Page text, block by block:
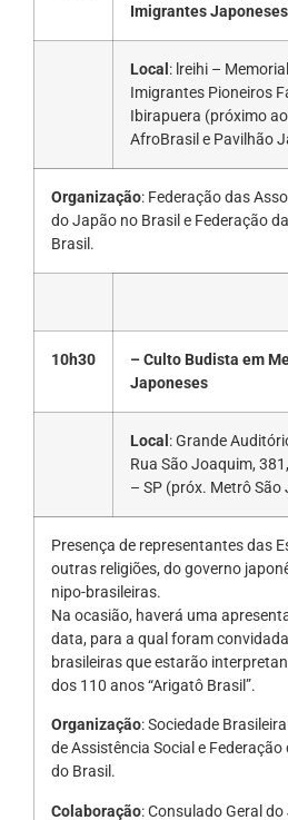
Imigrantes
Local : lreihi –
Imigrantes Pioneiros
Ibirapuera (próximo
AfroBrasil e Pavilhão
Organização: Federação das
do Japão no Brasil e Federação
Brasil.
10h30
– Culto Budista em
Japoneses
Local : Grande
Rua São Joaquim,
– SP (próx. Metrô São
Presença de representantes das
outras religiões, do governo
nipo-brasileiras.
Na ocasião, haverá uma
data, para a qual foram
brasileiras que estarão
dos 110 anos “Arigatô Brasil”.
Organização: Sociedade
de Assistência Social e
do Brasil.
Colaboração: Consulado Geral